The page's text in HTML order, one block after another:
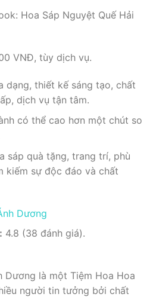
Hoa Sáp Nguyệt Quế Hải
VNĐ, tùy dịch vụ.
dạng, thiết kế sáng tạo, chất
dịch vụ tận tâm.
có thể cao hơn một chút so
sáp quà tặng, trang trí, phù
kiếm sự độc đáo và chất
Dương
4.8 (38 đánh giá).
Dương là một Tiệm Hoa Hoa
người tin tưởng bởi chất